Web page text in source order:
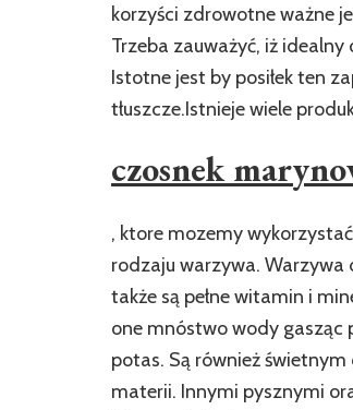
korzyści zdrowotne ważne
Trzeba zauważyć, iż
Istotne jest by posiłek ten
tłuszcze.Istnieje wiele
czosnek
, ktore mozemy
rodzaju warzywa. Warzywa
także są pełne witamin i
one mnóstwo wody gasząc
potas. Są również
materii. Innymi pysznymi